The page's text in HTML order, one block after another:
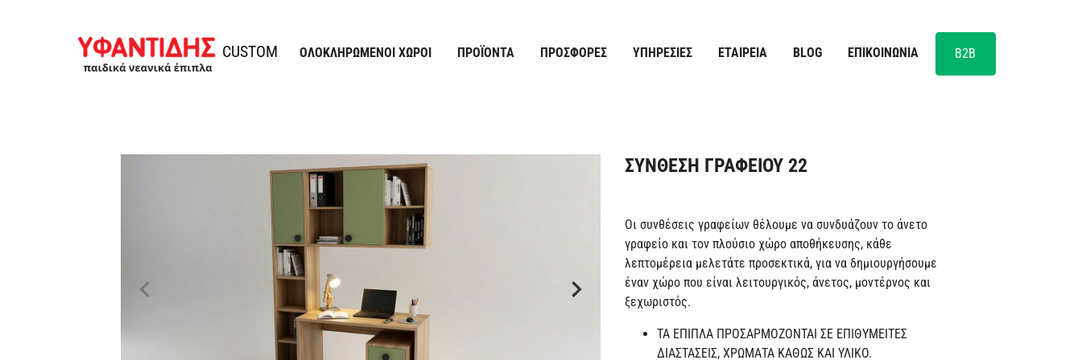
ΣΥΝΘΕΣΗ ΓΡΑΦΕΙΟΥ 22
Οι συνθέσεις γραφείων θέλουμε να συνδυάζουν το άνετο
γραφείο και τον πλούσιο χώρο αποθήκευσης, κάθε
λεπτομέρεια μελετάτε προσεκτικά, για να δημιουργήσουμε
έναν χώρο που είναι λειτουργικός, άνετος, μοντέρνος και
ξεχωριστός.
ΤΑ ΕΠΙΠΛΑ ΠΡΟΣΑΡΜΟΖΟΝΤΑΙ ΣΕ ΕΠΙΘΥΜΕΙΤΕΣ
ΔΙΑΣΤΑΣΕΙΣ, ΧΡΩΜΑΤΑ ΚΑΘΩΣ ΚΑΙ ΥΛΙΚΟ.
CUSTOM Υφαντίδης
ΟΛΟΚΛΗΡΩΜΈΝΟΙ ΧΏΡΟΙ ΠΡΟΪΌΝΤΑ ΠΡΟΣΦΟΡΈΣ ΥΠΗΡΕΣΊΕΣ ΕΤΑΙΡΕΊΑ BLOG ΕΠΙΚΟΙΝΩΝΊΑ B2B